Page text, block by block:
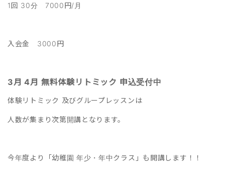
1回 30分 7000円/月
入会金 3000円
3月 4月 無料体験リトミック 申込受付中
体験リトミック 及びグループレッスンは
人数が集まり次第開講となります。
今年度より「幼稚園 年少・年中クラス」も開講します！！